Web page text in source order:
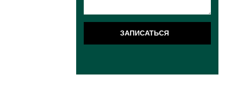
ЗАПИСАТЬСЯ